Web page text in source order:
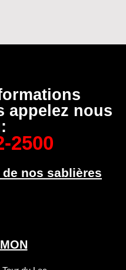
appelez nous
2500
nos sablières